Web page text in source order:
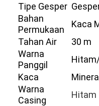
Hubungi Kami
Berita
Kasus
Blog
Tipe Gesper
Bahan
Permukaan
Kaca
Tahan Air
30 m
Warna
Panggil
Kaca
Mineral
Warna
Casing
Hitam